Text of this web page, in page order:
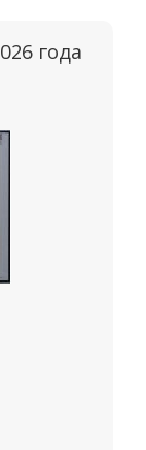
года